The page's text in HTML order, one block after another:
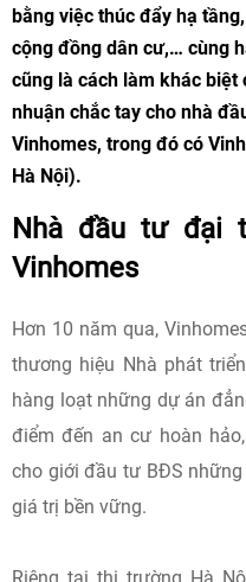
bằng việc thúc đẩy hạ
cộng đồng dân cư,… cùng
cũng là cách làm khác
nhuận chắc tay cho nhà
Vinhomes, trong đó có
Hà Nội).
Nhà đầu tư đại
Vinhomes
Hơn 10 năm qua,
thương hiệu Nhà phát
hàng loạt những dự án
điểm đến an cư hoàn
cho giới đầu tư BĐS
giá trị bền vững.